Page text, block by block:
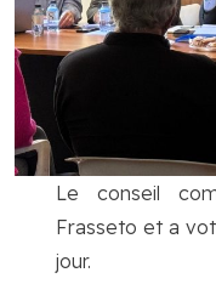
Le conseil
Frasseto et a
jour.